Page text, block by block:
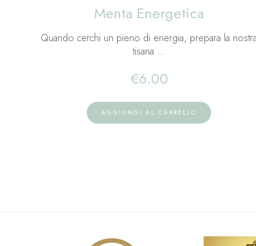
Menta Energetica
Quando cerchi un pieno di energia, prepara la nostra
tisana …
€6.00
AGGIUNGI AL CARRELLO